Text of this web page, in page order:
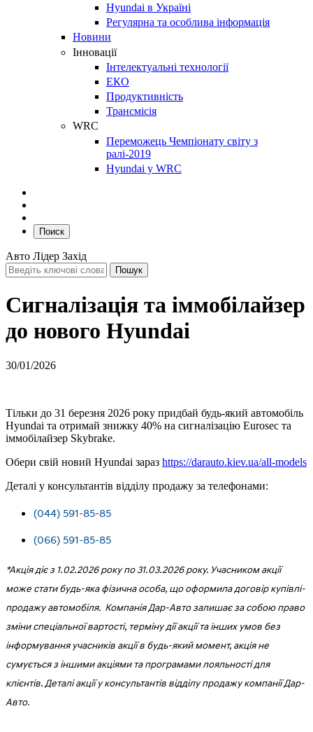
Hyundai в Україні
Регулярна та особлива інформація
Новини
Інновації
Інтелектуальні технології
ЕКО
Продуктивність
Трансмісія
WRC
Переможець Чемпіонату світу з
ралі-2019
Hyundai у WRC
Поиск
Авто Лідер Захід
Сигналізація та іммобілайзер
до нового Hyundai
30/01/2026
Тільки до 31 березня 2026 року придбай будь-який автомобіль
Hyundai та отримай знижку 40% на сигналізацію Eurosec та
іммобілайзер Skybrake.
Обери свій новий Hyundai зараз https://darauto.kiev.ua/all-models
Деталі у консультантів відділу продажу за телефонами:
(044) 591-85-85
(066) 591-85-85
*Акція діє з 1.02.2026 року по 31.03.2026 року. Учасником акції
може стати будь-яка фізична особа, що оформила договір купівлі-
продажу автомобіля. Компанія Дар-Авто залишає за собою право
зміни спеціальної вартості, терміну дії акції та інших умов без
інформування учасників акції в будь-який момент, акція не
сумується з іншими акціями та програмами лояльності для
клієнтів. Деталі акції у консультантів відділу продажу компанії Дар-
Авто.